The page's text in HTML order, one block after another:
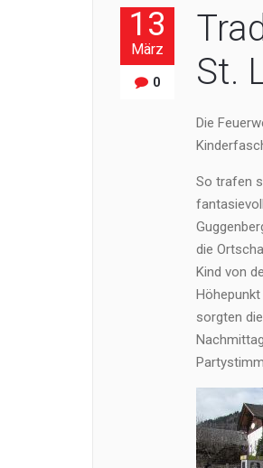
13
März
0
St.
Die
So trafen
die
Kind von
sorgten